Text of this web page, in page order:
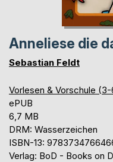
Anneliese die
Sebastian Feldt
Vorlesen & Vorschule (3-
ePUB
6,7 MB
DRM: Wasserzeichen
ISBN-13:
Verlag: BoD - Books on